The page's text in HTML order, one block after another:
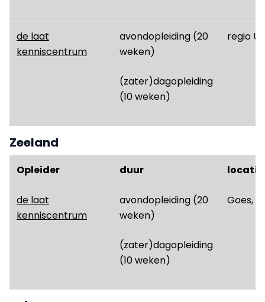
de laat
kenniscentrum
avondopleiding (20
weken)
(zater)dagopleiding
(10 weken)
regio
Zeeland
Opleider duur locatie
de laat
kenniscentrum
avondopleiding (20
weken)
(zater)dagopleiding
(10 weken)
Goes,